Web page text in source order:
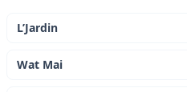
L’Jardin
Wat Mai